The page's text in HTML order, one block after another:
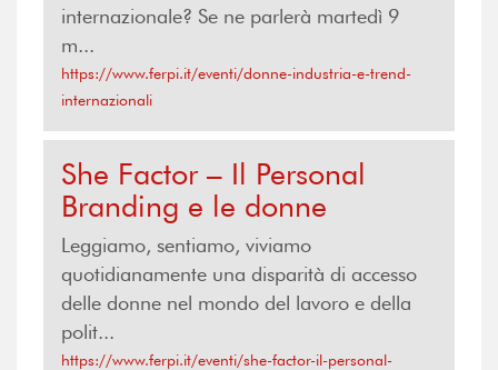
internazionale? Se ne parlerà martedì 9
m...
https://www.ferpi.it/eventi/donne-industria-e-trend-
internazionali
She Factor – Il Personal
Branding e le donne
Leggiamo, sentiamo, viviamo
quotidianamente una disparità di accesso
delle donne nel mondo del lavoro e della
polit...
https://www.ferpi.it/eventi/she-factor-il-personal-